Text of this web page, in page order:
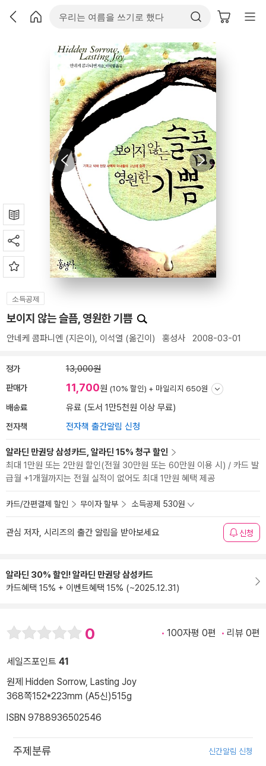
소득공제
보이지 않는 슬픔, 영원한 기쁨
안네케 콤파니엔 (지은이), 이석열 (옮긴이) 홍성사 2008-03-01
정가 13,000원
판매가 11,700원 (10% 할인) + 마일리지 650원
배송료 유료 (도서 1만5천원 이상 무료)
전자책 전자책 출간알림 신청
알라딘 만권당 삼성카드, 알라딘 15% 청구 할인
최대 1만원 또는 2만원 할인(전월 30만원 또는 60만원 이용 시) / 카드 발
급월 +1개월까지는 전월 실적이 없어도 최대 1만원 혜택 제공
카드/간편결제 할인 무이자 할부 소득공제 530원
관심 저자, 시리즈의 출간 알림을 받아보세요 신청
알라딘 30% 할인! 알라딘 만권당 삼성카드
카드혜택 15% + 이벤트혜택 15% (~2025.12.31)
0 100자평 0편 리뷰 0편
세일즈포인트 41
원제 Hidden Sorrow, Lasting Joy
368쪽152*223mm (A5신)515g
ISBN 9788936502546
주제분류 신간알림 신청